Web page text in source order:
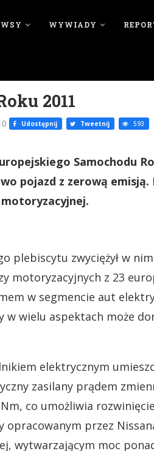
WYWIADY
2011
Udostępnij Tweetnij 593
Samochodu
pojazd z zerową emisją.
plebiscytu zwyciężył w
motoryzacyjnych z 23
w segmencie aut
wielu aspektach może
elektrycznym
zasilany prądem
co umożliwia
opracowanym przez
wytwarzającym moc